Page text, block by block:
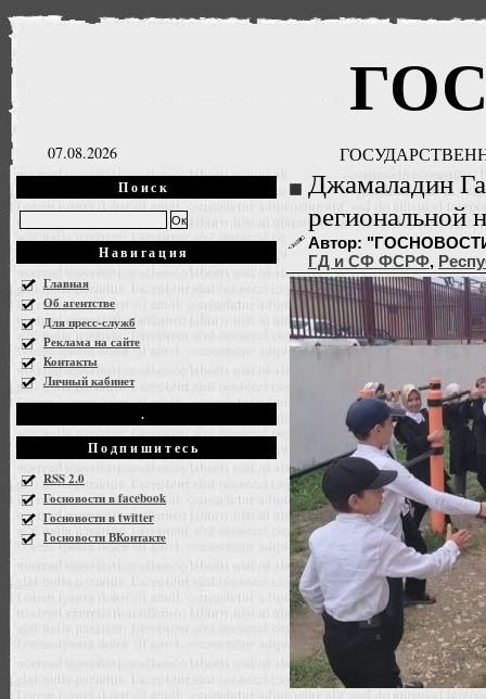
07.08.2026
Поиск
Навигация
Главная
Об агентстве
Для пресс-служб
Реклама на сайте
Контакты
Личный кабинет
.
Подпишитесь
RSS 2.0
Госновости в facebook
Госновости в twitter
Госновости ВКонтакте
Джамаладин
региональной
Автор:
ГД и СФ ФСРФ,